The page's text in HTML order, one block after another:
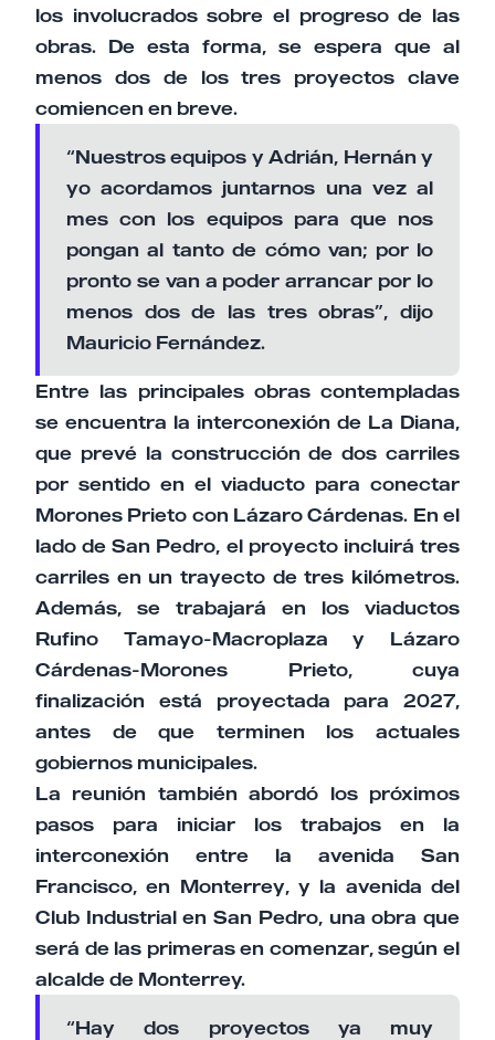
los involucrados sobre el progreso de las
obras. De esta forma, se espera que al
menos dos de los tres proyectos clave
comiencen en breve.
“Nuestros equipos y Adrián, Hernán y
yo acordamos juntarnos una vez al
mes con los equipos para que nos
pongan al tanto de cómo van; por lo
pronto se van a poder arrancar por lo
menos dos de las tres obras”, dijo
Mauricio Fernández.
Entre las principales obras contempladas
se encuentra la interconexión de La Diana,
que prevé la construcción de dos carriles
por sentido en el viaducto para conectar
Morones Prieto con Lázaro Cárdenas. En el
lado de San Pedro, el proyecto incluirá tres
carriles en un trayecto de tres kilómetros.
Además, se trabajará en los viaductos
Rufino Tamayo-Macroplaza y Lázaro
Cárdenas-Morones Prieto, cuya
finalización está proyectada para 2027,
antes de que terminen los actuales
gobiernos municipales.
La reunión también abordó los próximos
pasos para iniciar los trabajos en la
interconexión entre la avenida San
Francisco, en Monterrey, y la avenida del
Club Industrial en San Pedro, una obra que
será de las primeras en comenzar, según el
alcalde de Monterrey.
“Hay dos proyectos ya muy